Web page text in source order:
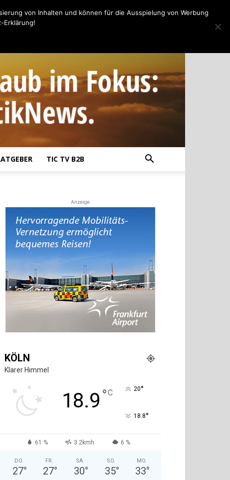
TIC TV B2B
Anzeige
KÖLN
Klarer Himmel
18.9 °C 20°
18.8°
61 % 3.2kmh 6 %
DO.
27°
FR.
27°
SA.
30°
SO.
35°
MO.
33°
von Inhalten und können für die Ausspielung von Werbung
Erklärung!